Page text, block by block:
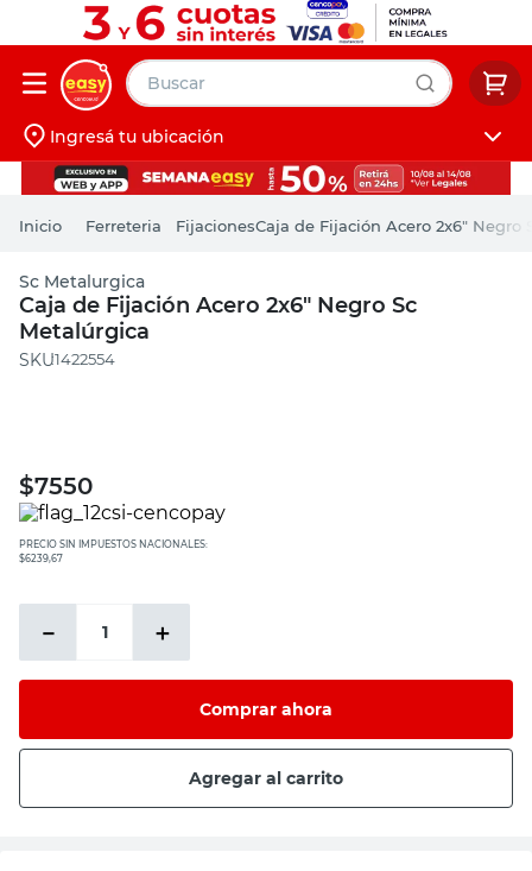
Buscar
Iniciá sesión
Ingresá tu ubicación
Ferreteria FijacionesCaja de Fijación Acero 2x6" Negro
Sc Metalurgica
Caja de Fijación Acero 2x6" Negro Sc
Metalúrgica
:1422554
$7550
PRECIO SIN IMPUESTOS NACIONALES:
$6239,67
＋
－
Comprar ahora
Agregar al carrito
muebles
pintura
escritorio
puertas
placard